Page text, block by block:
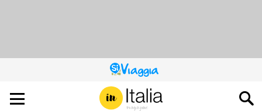
QUESTO
SITO
CONTRIBUISCE
ALL’AUDIENCE
DI